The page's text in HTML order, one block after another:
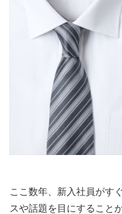
ここ数年、新入社員がす
スや話題を目にすること